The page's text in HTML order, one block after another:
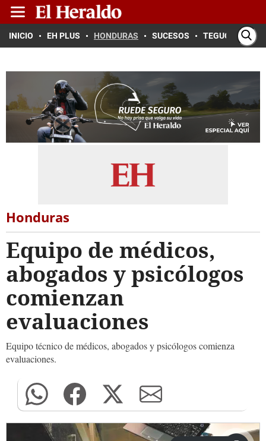
INICIO EH PLUS HONDURAS SUCESOS TEGUCIGALPA
Honduras
Equipo de médicos,
abogados y psicólogos
comienzan
evaluaciones
Equipo técnico de médicos, abogados y psicólogos comienza
evaluaciones.